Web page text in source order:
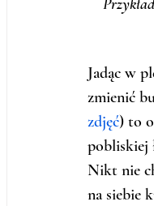
Jadąc w
zmienić
zdjęć) to
pobliskiej
Nikt nie
na siebie